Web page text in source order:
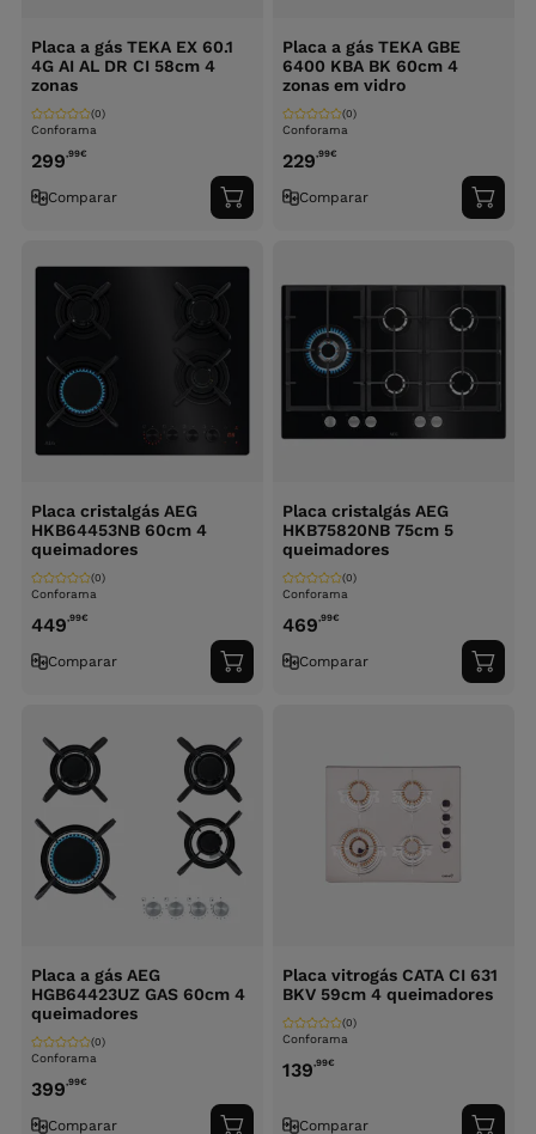
Placa a gás TEKA EX 60.1
4G AI AL DR CI 58cm 4
zonas
Conforama
(0)
299,99€
Comparar
Adicionar
ao
Placa a gás TEKA GBE
6400 KBA BK 60cm 4
zonas em vidro
Conforama
(0)
229,99€
Comparar
ao
Placa cristalgás AEG
HKB64453NB 60cm 4
queimadores
Conforama
(0)
449,99€
Comparar
Adicionar
ao
Placa cristalgás AEG
HKB75820NB 75cm 5
queimadores
Conforama
(0)
469,99€
Comparar
ao
Placa a gás AEG
HGB64423UZ GAS 60cm 4
queimadores
Conforama
(0)
399,99€
Comparar
Placa vitrogás CATA CI 631
BKV 59cm 4 queimadores
Conforama
(0)
139,99€
Comparar